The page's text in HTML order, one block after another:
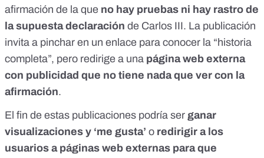
afirmación de la que no hay pruebas ni hay rastro de
la supuesta declaración de Carlos III. La publicación
invita a pinchar en un enlace para conocer la “historia
completa”, pero redirige a una página web externa
con publicidad que no tiene nada que ver con la
afirmación.
El fin de estas publicaciones podría ser ganar
visualizaciones y ‘me gusta’ o redirigir a los
usuarios a páginas web externas para que